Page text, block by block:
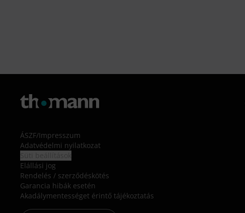
ÁSZF/Impresszum
Adatvédelmi nyilatkozat
Elállási jog
Rendelés / szerződéskötés
Garancia hibák esetén
Akadálymentességet érintő tájékoztatás